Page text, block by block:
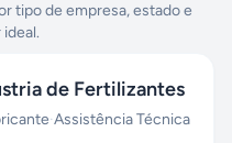
tipo de empresa, estado e
de Fertilizantes
·Assistência Técnica